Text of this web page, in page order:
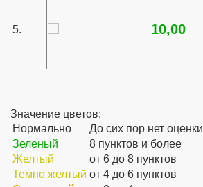
5. 10,00
Значение цветов:
Нормально
До сих пор нет оценки
Зеленый
8 пунктов и более
Желтый
от 6 до 8 пунктов
Темно желтый от 4 до 6 пунктов